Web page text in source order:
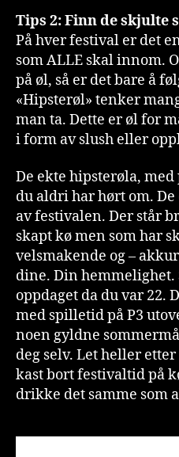
Tips 2: Finn de skjulte
På hver festival er det
som ALLE skal innom.
på øl, så er det bare å
«Hipsterøl» tenker
man ta. Dette er øl for
i form av slush eller
De ekte hipsterøla,
du aldri har hørt om.
av festivalen. Der står
skapt kø men som har
velsmakende og –
dine. Din hemmelighet.
oppdaget da du var 22.
med spilletid på P3
noen gyldne
deg selv. Let heller
kast bort festivaltid på
drikke det samme som